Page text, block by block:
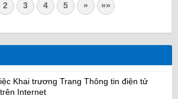
2 3 4 5 » »»
Khai trương Trang Thông tin điện tử
Internet